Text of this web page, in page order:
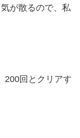
が散るので、私
200回とクリアす